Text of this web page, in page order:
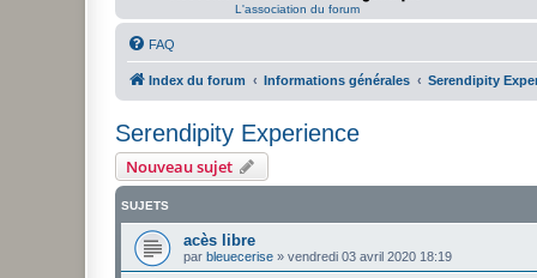
L'association du forum
FAQ
Index du forum Informations générales Serendipity
Serendipity Experience
Nouveau sujet
SUJETS
acès libre
par bleuecerise » vendredi 03 avril 2020 18:19